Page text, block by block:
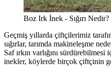
Boz Irk İnek - Sığırı Nedir?
Geçmiş yıllarda çiftçilerimiz
sığırlar, tarımda makineleşme
Saf ırkın varlığını sürdürebilmesi
inekler, köylerde birçok çiftçinin